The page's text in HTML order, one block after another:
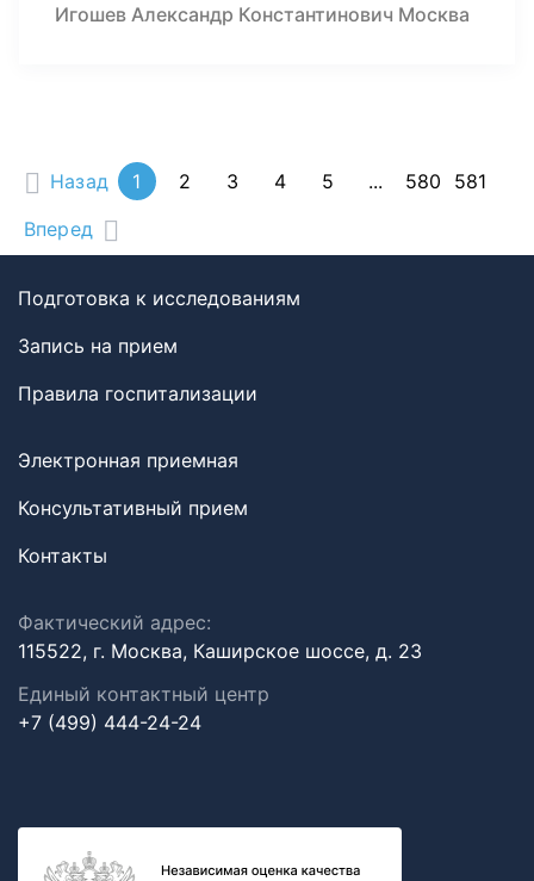
Игошев Александр Константинович Москва
Назад 1 2 3 4 5 ... 580
581
Вперед
Подготовка к исследованиям
Запись на прием
Правила госпитализации
Электронная приемная
Консультативный прием
Контакты
Фактический адрес:
115522, г. Москва, Каширское шоссе, д. 23
Единый контактный центр
+7 (499) 444-24-24